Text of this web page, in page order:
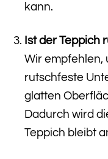
kann.
Ist der Teppich
Wir empfehlen,
rutschfeste
glatten
Dadurch wird
Teppich bleibt